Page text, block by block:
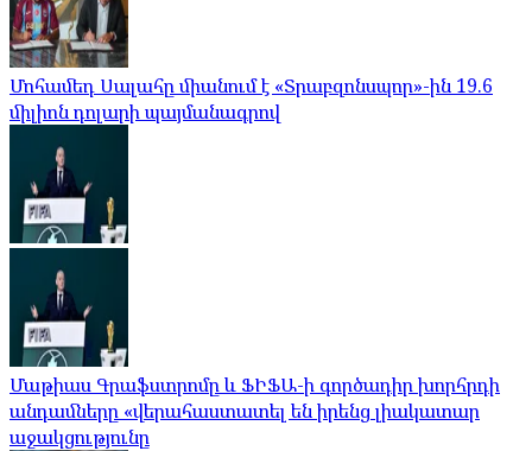
Մոհամեդ Սալահը միանում է «Տրաբզոնսպոր»-ին 19.6
միլիոն դոլարի պայմանագրով
Մաթիաս Գրաֆստրոմը և ՖԻՖԱ-ի գործադիր խորհրդի
անդամները «վերահաստատել են իրենց լիակատար
աջակցությունը